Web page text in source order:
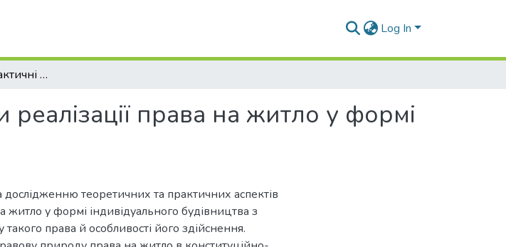
Log In
Теоретичні та практичні аспекти реалізації права на житло у формі індивідуального будівництва
реалізації права на житло у формі
дослідженню теоретичних та практичних аспектів
житло у формі індивідуального будівництва з
права й особливості його здійснення.